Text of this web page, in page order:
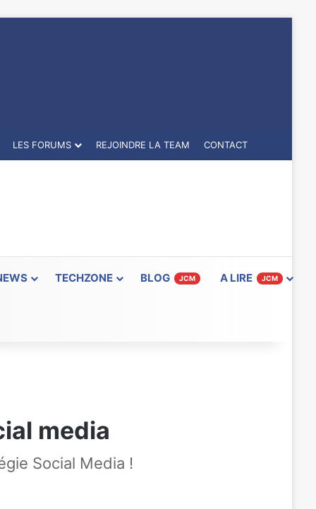
LES FORUMS REJOINDRE LA TEAM CONTACT
TECHZONE BLOG JCM A LIRE JCM
media
Social Media !